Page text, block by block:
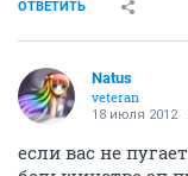
ОТВЕТИТЬ
Natus
veteran
18 июля 2012
если вас не